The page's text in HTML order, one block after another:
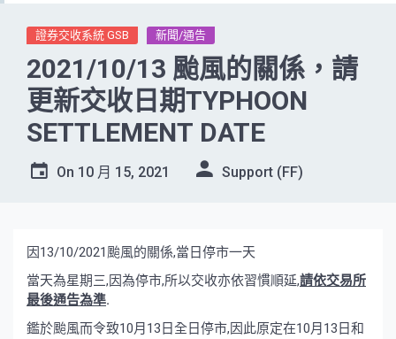
證券交收系統 GSB 新聞/通告
2021/10/13 颱風的關係，請
更新交收日期TYPHOON
SETTLEMENT DATE
On 10 月 15, 2021 Support (FF)
因13/10/2021颱風的關係,當日停市一天
當天為星期三,因為停市,所以交收亦依習慣順延,請依交易所
最後通告為準.
鑑於颱風而令致10月13日全日停市,因此原定在10月13日和